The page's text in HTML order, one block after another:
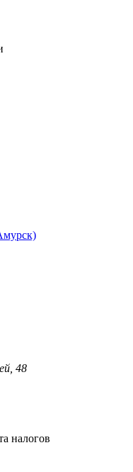
48
налогов